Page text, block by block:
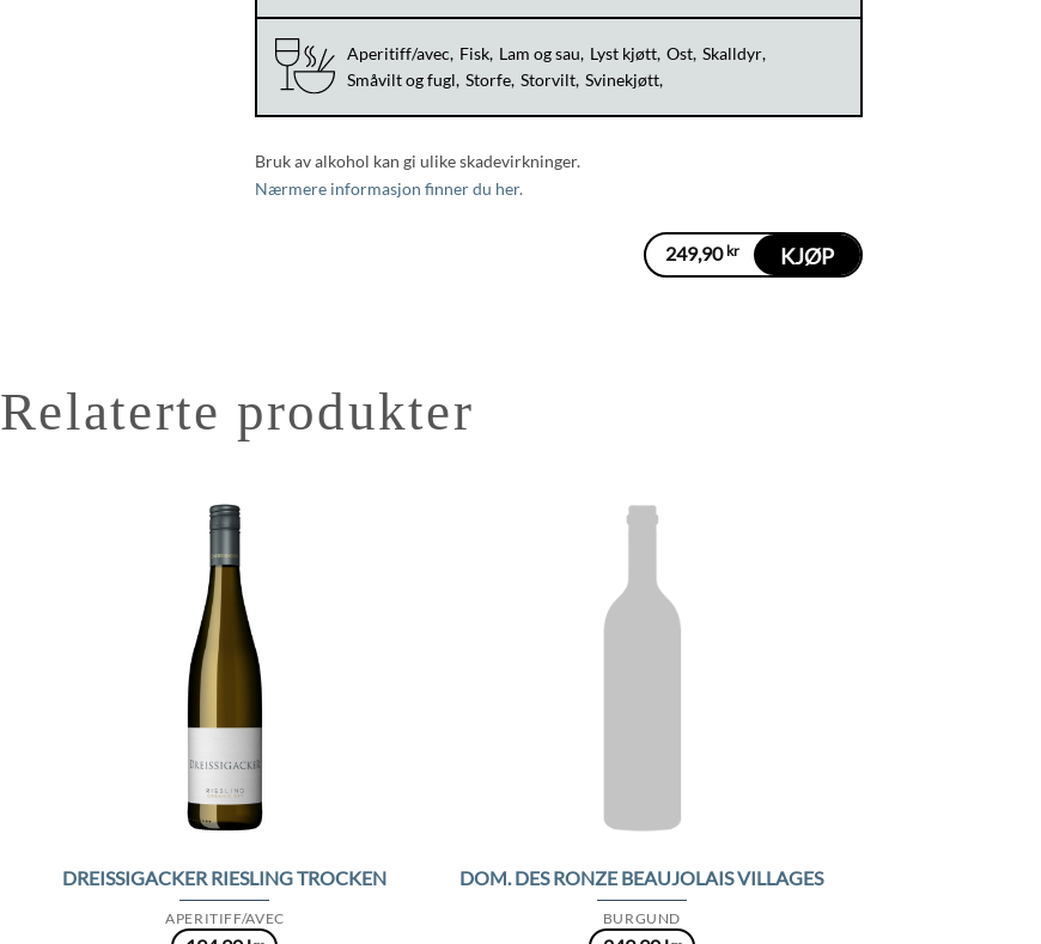
Aperitiff/avec Fisk Lam og sau Lyst kjøtt Ost Skalldyr
Småvilt og fugl Storfe Storvilt Svinekjøtt
Bruk av alkohol kan gi ulike skadevirkninger.
Nærmere informasjon finner du her.
249,90 kr KJØP
Relaterte produkter
APERITIFF/AVEC
DREISSIGACKER RIESLING TROCKEN
BURGUND
DOM. DES RONZE BEAUJOLAIS VILLAGES